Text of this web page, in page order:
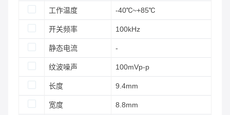
工作温度 -40℃~+85℃
开关频率 100kHz
静态电流 -
纹波噪声 100mVp-p
长度 9.4mm
宽度 8.8mm